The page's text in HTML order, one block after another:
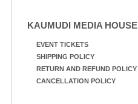
KAUMUDI MEDIA HOUSE
EVENT TICKETS
SHIPPING POLICY
RETURN AND REFUND POLICY
CANCELLATION POLICY